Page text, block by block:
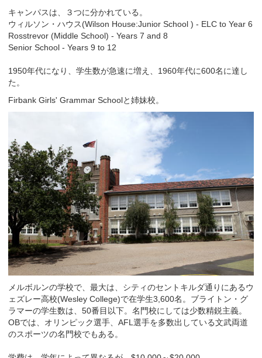
キャンパスは、３つに分かれている。
ウィルソン・ハウス(Wilson House:Junior School ) - ELC to Year 6
Rosstrevor (Middle School) - Years 7 and 8
Senior School - Years 9 to 12
1950年代になり、学生数が急速に増え、1960年代に600名に達し
た。
Firbank Girls' Grammar Schoolと姉妹校。
メルボルンの学校で、最大は、シティのセントキルダ通りにあるウ
ェズレー高校(Wesley College)で在学生3,600名。ブライトン・グ
ラマーの学生数は、50番目以下。名門校にしては少数精鋭主義。
OBでは、オリンピック選手、AFL選手を多数出している文武両道
のスポーツの名門校でもある。